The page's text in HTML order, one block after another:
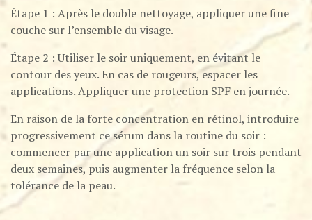
Étape 1 : Après le double nettoyage, appliquer une fine
couche sur l’ensemble du visage.
Étape 2 : Utiliser le soir uniquement, en évitant le
contour des yeux. En cas de rougeurs, espacer les
applications. Appliquer une protection SPF en journée.
En raison de la forte concentration en rétinol, introduire
progressivement ce sérum dans la routine du soir :
commencer par une application un soir sur trois pendant
deux semaines, puis augmenter la fréquence selon la
tolérance de la peau.